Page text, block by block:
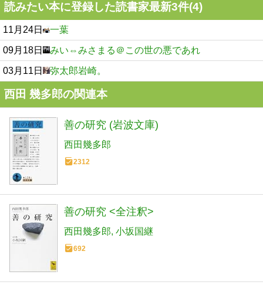
読みたい本に登録した読書家最新3件(4)
11月24日 一葉
09月18日 みい⇔みさまる＠この世の悪であれ
03月11日 弥太郎岩崎。
西田 幾多郎の関連本
善の研究 (岩波文庫)
西田幾多郎
2312
善の研究 <全注釈>
西田幾多郎 小坂国継
692